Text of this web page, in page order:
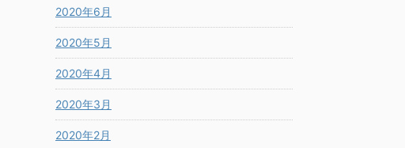
2020年6月
2020年5月
2020年4月
2020年3月
2020年2月